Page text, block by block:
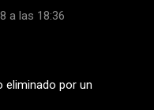
a las 18:36
eliminado por un